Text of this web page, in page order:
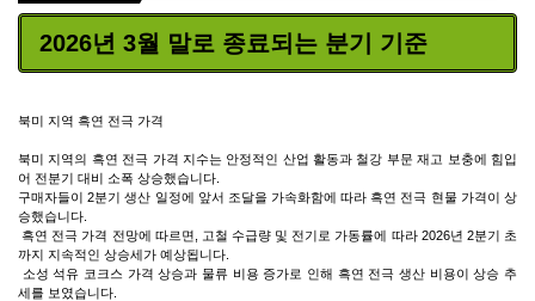
2026년 3월 말로 종료되는 분기 기준
북미 지역 흑연 전극 가격
북미 지역의 흑연 전극 가격 지수는 안정적인 산업 활동과 철강 부문 재고 보충에 힘입
어 전분기 대비 소폭 상승했습니다.
구매자들이 2분기 생산 일정에 앞서 조달을 가속화함에 따라 흑연 전극 현물 가격이 상
승했습니다.
흑연 전극 가격 전망에 따르면, 고철 수급량 및 전기로 가동률에 따라 2026년 2분기 초
까지 지속적인 상승세가 예상됩니다.
소성 석유 코크스 가격 상승과 물류 비용 증가로 인해 흑연 전극 생산 비용이 상승 추
세를 보였습니다.